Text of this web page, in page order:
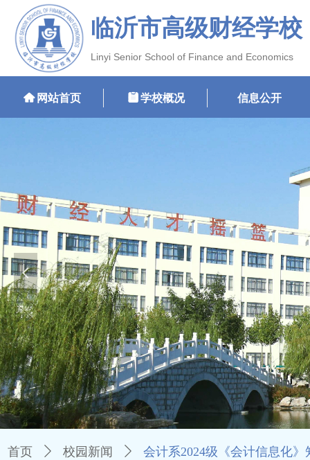
临沂市高级财经学校
Linyi Senior School of Finance and Economics
넳
낀 网站首页 뀳 学校概况 信息公开
首页 ꄲ 校园新闻 ꄲ 会计系2024级《会计信息化